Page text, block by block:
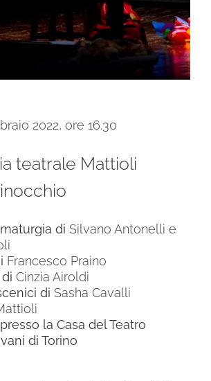
2022, ore 16.30
teatrale Mattioli
di Silvano Antonelli e
Francesco Praino
Cinzia Airoldi
di Sasha Cavalli
la Casa del Teatro
di Torino